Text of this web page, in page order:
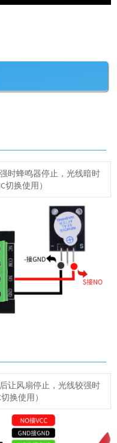
时蜂鸣器停止，光线暗时
切换使用）
让风扇停止，光线较强时
换使用）